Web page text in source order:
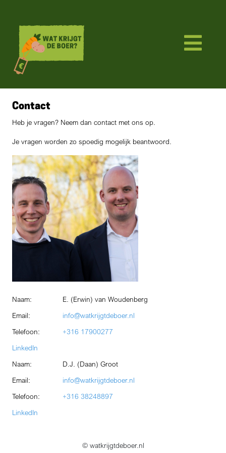
Contact
Heb je vragen? Neem dan contact met ons op.
Je vragen worden zo spoedig mogelijk beantwoord.
Naam:
E. (Erwin) van Woudenberg
Email:
info@watkrijgtdeboer.nl
Telefoon:
+316 17900277
LinkedIn
Naam:
D.J. (Daan) Groot
Email:
info@watkrijgtdeboer.nl
Telefoon:
+316 38248897
LinkedIn
© watkrijgtdeboer.nl